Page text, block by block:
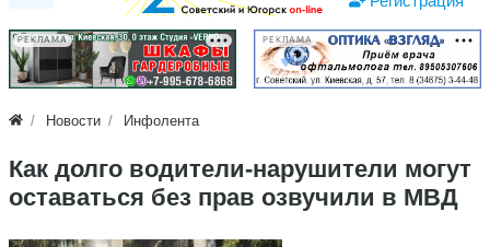
РЕКЛАМА РЕКЛАМА
Новости Инфолента
Как долго водители-нарушители могут
оставаться без прав озвучили в МВД